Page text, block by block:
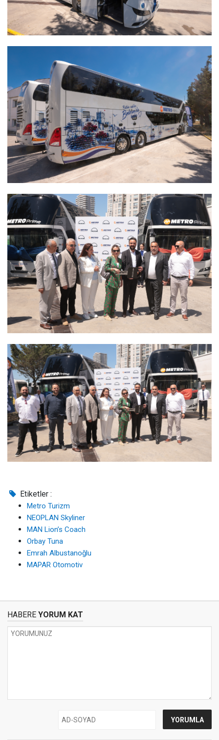
Etiketler :
Metro Turizm
NEOPLAN Skyliner
MAN Lion’s Coach
Orbay Tuna
Emrah Albustanoğlu
MAPAR Otomotiv
HABERE YORUM KAT